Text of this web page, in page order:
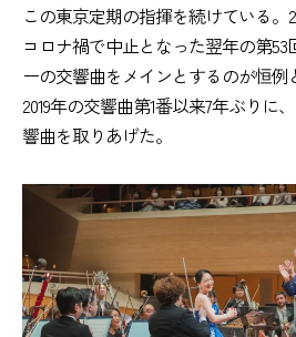
この東京定期の指揮を続けている。
コロナ禍で中止となった翌年の第
ーの交響曲をメインとするのが恒
2019年の交響曲第1番以来7年ぶりに
響曲を取りあげた。